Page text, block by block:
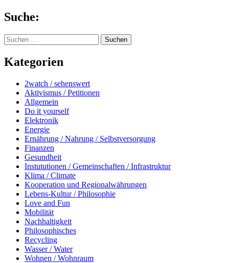
Springe
zum
Inhalt
Suche:
Suchen
nach:
Kategorien
2watch / sehenswert
Aktivismus / Petitionen
Allgemein
Do it yourself
Elektronik
Energie
Ernährung / Nahrung / Selbstversorgung
Finanzen
Gesundheit
Instututionen / Gemeinschaften / Infrastruktur
Klima / Climate
Kooperation und Regionalwährungen
Lebens-Kultur / Philosophie
Love and Fun
Mobilität
Nachhaltigkeit
Philosophisches
Recycling
Wasser / Water
Wohnen / Wohnraum